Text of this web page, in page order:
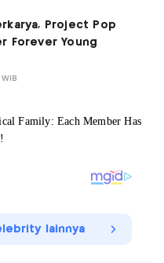
Project Pop
Forever Young
lainnya